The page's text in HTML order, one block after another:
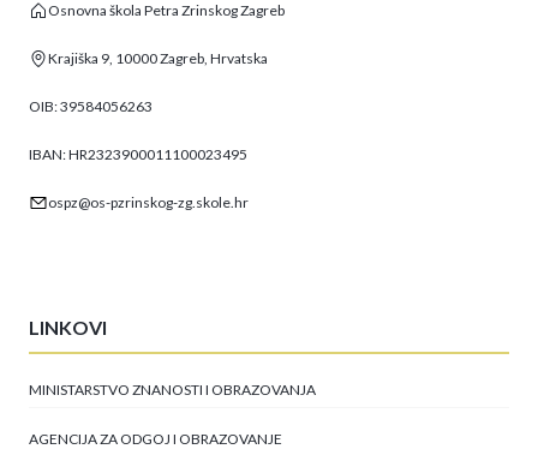
Osnovna škola Petra Zrinskog Zagreb
Krajiška 9, 10000 Zagreb, Hrvatska
OIB: 39584056263
IBAN: HR2323900011100023495
ospz@os-pzrinskog-zg.skole.hr
LINKOVI
MINISTARSTVO ZNANOSTI I OBRAZOVANJA
AGENCIJA ZA ODGOJ I OBRAZOVANJE